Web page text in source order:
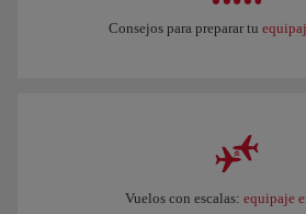
Consejos para preparar tu
Vuelos con escalas: equipaje